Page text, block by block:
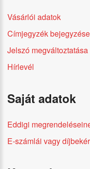
Vásárlói adatok
Címjegyzék
Jelszó megváltoztatása
Hírlevél
Saját adatok
Eddigi
E-számlái vagy